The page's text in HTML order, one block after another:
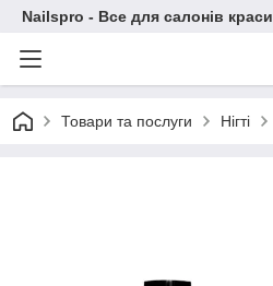
Nailspro - Все для салонів краси
Товари та послуги Нігті